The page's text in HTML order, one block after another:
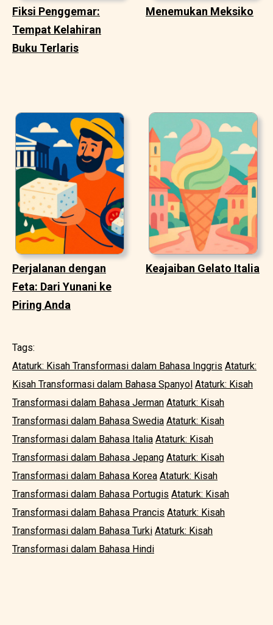
Fiksi Penggemar:
Tempat Kelahiran
Buku Terlaris
Menemukan Meksiko
Perjalanan dengan
Feta: Dari Yunani ke
Piring Anda
Keajaiban Gelato Italia
Tags:
Ataturk: Kisah Transformasi dalam Bahasa Inggris Ataturk:
Kisah Transformasi dalam Bahasa Spanyol Ataturk: Kisah
Transformasi dalam Bahasa Jerman Ataturk: Kisah
Transformasi dalam Bahasa Swedia Ataturk: Kisah
Transformasi dalam Bahasa Italia Ataturk: Kisah
Transformasi dalam Bahasa Jepang Ataturk: Kisah
Transformasi dalam Bahasa Korea Ataturk: Kisah
Transformasi dalam Bahasa Portugis Ataturk: Kisah
Transformasi dalam Bahasa Prancis Ataturk: Kisah
Transformasi dalam Bahasa Turki Ataturk: Kisah
Transformasi dalam Bahasa Hindi